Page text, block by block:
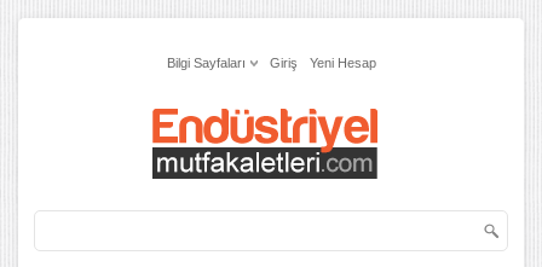
Bilgi Sayfaları Giriş Yeni Hesap